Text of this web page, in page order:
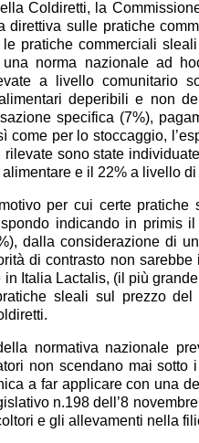
Coldiretti, la
direttiva sulle pratiche
pratiche commerciali
norma nazionale ad
a livello comunitario
deperibili e non
specifica (7%),
come per lo stoccaggio,
sono state
e il 22% a livello di
per cui certe pratiche
indicando in primis
dalla considerazione di
di contrasto non
in Italia Lactalis, (il più
sleali sul prezzo
normativa nazionale
non scendano mai
a far applicare con una
n.198 dell’8
e gli allevamenti nella